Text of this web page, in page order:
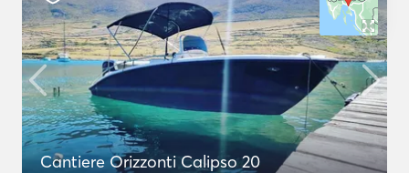
Cantiere Orizzonti Calipso 20